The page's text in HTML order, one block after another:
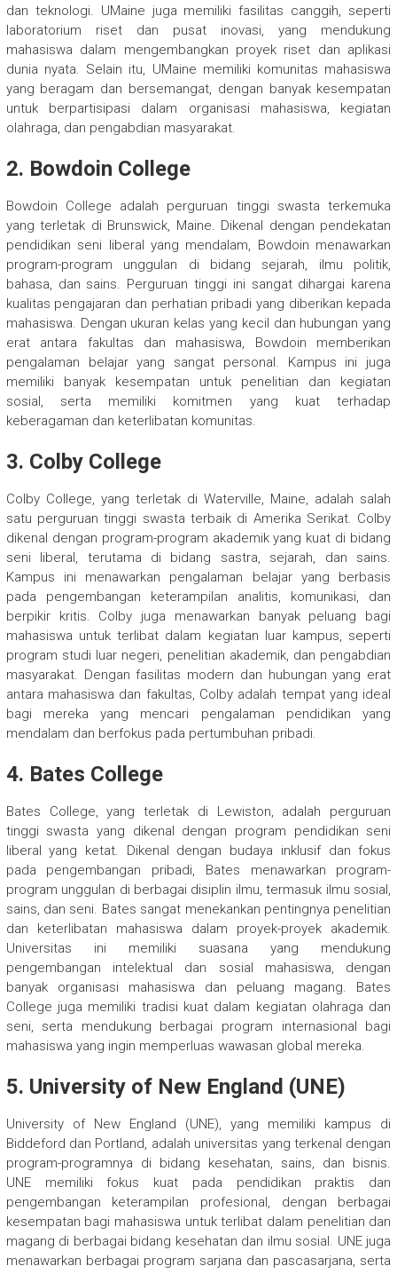
dan teknologi. UMaine juga memiliki fasilitas canggih, seperti
laboratorium riset dan pusat inovasi, yang mendukung
mahasiswa dalam mengembangkan proyek riset dan aplikasi
dunia nyata. Selain itu, UMaine memiliki komunitas mahasiswa
yang beragam dan bersemangat, dengan banyak kesempatan
untuk berpartisipasi dalam organisasi mahasiswa, kegiatan
olahraga, dan pengabdian masyarakat.
2. Bowdoin College
Bowdoin College adalah perguruan tinggi swasta terkemuka
yang terletak di Brunswick, Maine. Dikenal dengan pendekatan
pendidikan seni liberal yang mendalam, Bowdoin menawarkan
program-program unggulan di bidang sejarah, ilmu politik,
bahasa, dan sains. Perguruan tinggi ini sangat dihargai karena
kualitas pengajaran dan perhatian pribadi yang diberikan kepada
mahasiswa. Dengan ukuran kelas yang kecil dan hubungan yang
erat antara fakultas dan mahasiswa, Bowdoin memberikan
pengalaman belajar yang sangat personal. Kampus ini juga
memiliki banyak kesempatan untuk penelitian dan kegiatan
sosial, serta memiliki komitmen yang kuat terhadap
keberagaman dan keterlibatan komunitas.
3. Colby College
Colby College, yang terletak di Waterville, Maine, adalah salah
satu perguruan tinggi swasta terbaik di Amerika Serikat. Colby
dikenal dengan program-program akademik yang kuat di bidang
seni liberal, terutama di bidang sastra, sejarah, dan sains.
Kampus ini menawarkan pengalaman belajar yang berbasis
pada pengembangan keterampilan analitis, komunikasi, dan
berpikir kritis. Colby juga menawarkan banyak peluang bagi
mahasiswa untuk terlibat dalam kegiatan luar kampus, seperti
program studi luar negeri, penelitian akademik, dan pengabdian
masyarakat. Dengan fasilitas modern dan hubungan yang erat
antara mahasiswa dan fakultas, Colby adalah tempat yang ideal
bagi mereka yang mencari pengalaman pendidikan yang
mendalam dan berfokus pada pertumbuhan pribadi.
4. Bates College
Bates College, yang terletak di Lewiston, adalah perguruan
tinggi swasta yang dikenal dengan program pendidikan seni
liberal yang ketat. Dikenal dengan budaya inklusif dan fokus
pada pengembangan pribadi, Bates menawarkan program-
program unggulan di berbagai disiplin ilmu, termasuk ilmu sosial,
sains, dan seni. Bates sangat menekankan pentingnya penelitian
dan keterlibatan mahasiswa dalam proyek-proyek akademik.
Universitas ini memiliki suasana yang mendukung
pengembangan intelektual dan sosial mahasiswa, dengan
banyak organisasi mahasiswa dan peluang magang. Bates
College juga memiliki tradisi kuat dalam kegiatan olahraga dan
seni, serta mendukung berbagai program internasional bagi
mahasiswa yang ingin memperluas wawasan global mereka.
5. University of New England (UNE)
University of New England (UNE), yang memiliki kampus di
Biddeford dan Portland, adalah universitas yang terkenal dengan
program-programnya di bidang kesehatan, sains, dan bisnis.
UNE memiliki fokus kuat pada pendidikan praktis dan
pengembangan keterampilan profesional, dengan berbagai
kesempatan bagi mahasiswa untuk terlibat dalam penelitian dan
magang di berbagai bidang kesehatan dan ilmu sosial. UNE juga
menawarkan berbagai program sarjana dan pascasarjana, serta